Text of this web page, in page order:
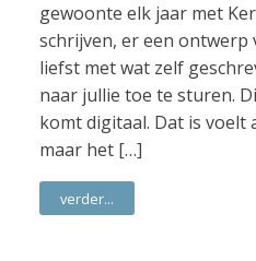
gewoonte elk jaar met
schrijven, er een ontwerp
liefst met wat zelf
naar jullie toe te sturen.
komt digitaal. Dat is voelt
maar het […]
verder...